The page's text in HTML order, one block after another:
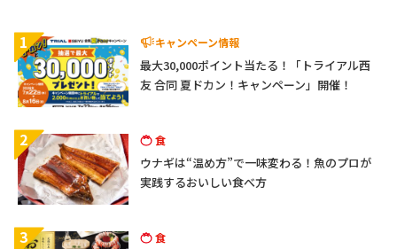
1 キャンペーン情報
最大30,000ポイント当たる！「トライアル西
友 合同 夏ドカン！キャンペーン」開催！
2 食
ウナギは“温め方”で一味変わる！魚のプロが
実践するおいしい食べ方
3 食